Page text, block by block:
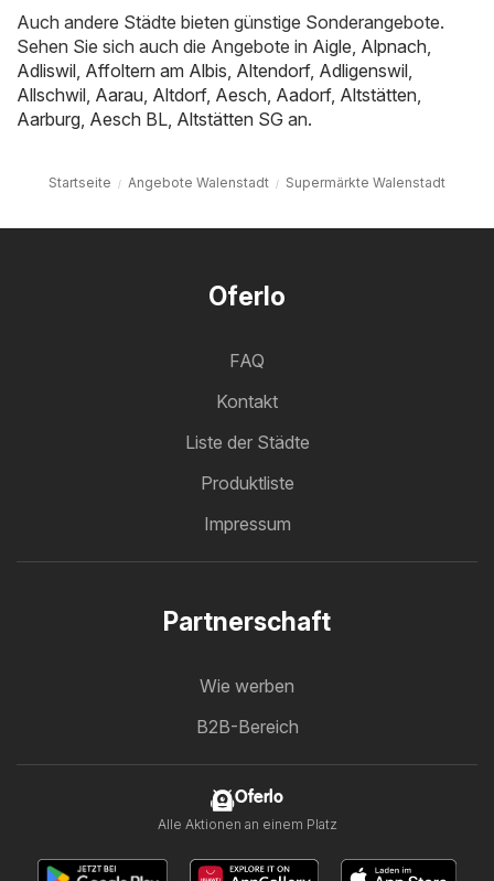
Auch andere Städte bieten günstige Sonderangebote.
Sehen Sie sich auch die Angebote in Aigle, Alpnach,
Adliswil, Affoltern am Albis, Altendorf, Adligenswil,
Allschwil, Aarau, Altdorf, Aesch, Aadorf, Altstätten,
Aarburg, Aesch BL, Altstätten SG an.
Startseite Angebote Walenstadt Supermärkte Walenstadt
Oferlo
FAQ
Kontakt
Liste der Städte
Produktliste
Impressum
Partnerschaft
Wie werben
B2B-Bereich
Oferlo
Alle Aktionen an einem Platz